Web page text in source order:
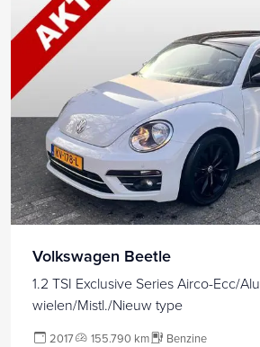
Volkswagen Beetle
1.2 TSI Exclusive Series Airco-Ecc/Alu
wielen/Mistl./Nieuw type
2017 155.790 km Benzine